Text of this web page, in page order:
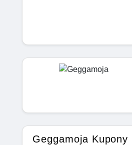
Geggamoja